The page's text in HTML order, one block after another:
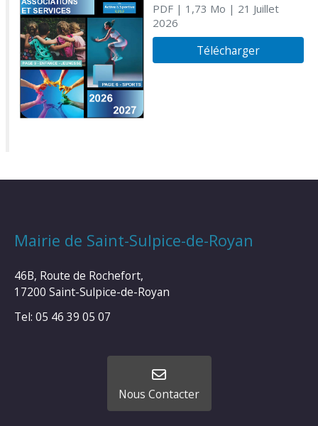
PDF| 1,73 Mo | 21 Juillet
2026
Télécharger
Mairie de Saint-Sulpice-de-Royan
46B, Route de Rochefort,
17200 Saint-Sulpice-de-Royan
Tel: 05 46 39 05 07
Nous Contacter